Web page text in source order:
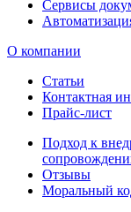
Сервисы
О компании
Статьи
Контактная
Прайс-лист
Подход к
Отзывы
Моральный